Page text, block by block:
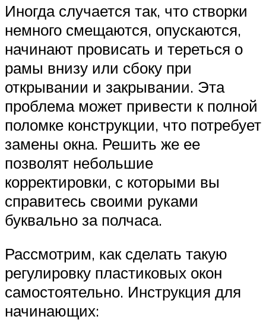
Иногда случается так, что створки
немного смещаются, опускаются,
начинают провисать и тереться о
рамы внизу или сбоку при
открывании и закрывании. Эта
проблема может привести к полной
поломке конструкции, что потребует
замены окна. Решить же ее
позволят небольшие
корректировки, с которыми вы
справитесь своими руками
буквально за полчаса.
Рассмотрим, как сделать такую
регулировку пластиковых окон
самостоятельно. Инструкция для
начинающих: